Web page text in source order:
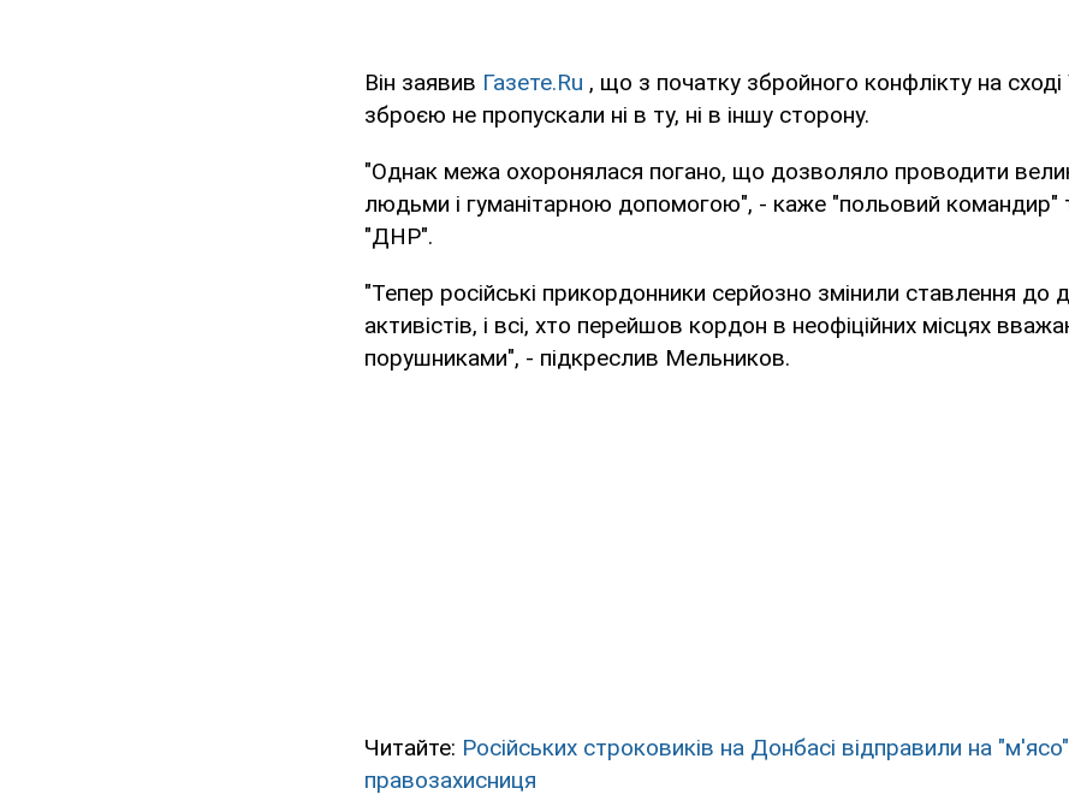
Він заявив Газете.Ru , що з початку збройного конфлікту на сході
зброєю не пропускали ні в ту, ні в іншу сторону.
"Однак межа охоронялася погано, що дозволяло проводити
людьми і гуманітарною допомогою", - каже "польовий командир"
"ДНР".
"Тепер російські прикордонники серйозно змінили ставлення до
активістів, і всі, хто перейшов кордон в неофіційних місцях
порушниками", - підкреслив Мельников.
Читайте: Російських строковиків на Донбасі відправили на
правозахисниця